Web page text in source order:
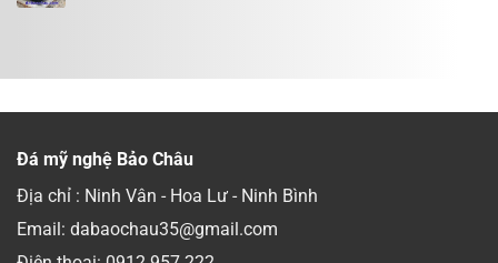
Đá mỹ nghệ Bảo Châu
Địa chỉ : Ninh Vân - Hoa Lư - Ninh Bình
Email: dabaochau35@gmail.com